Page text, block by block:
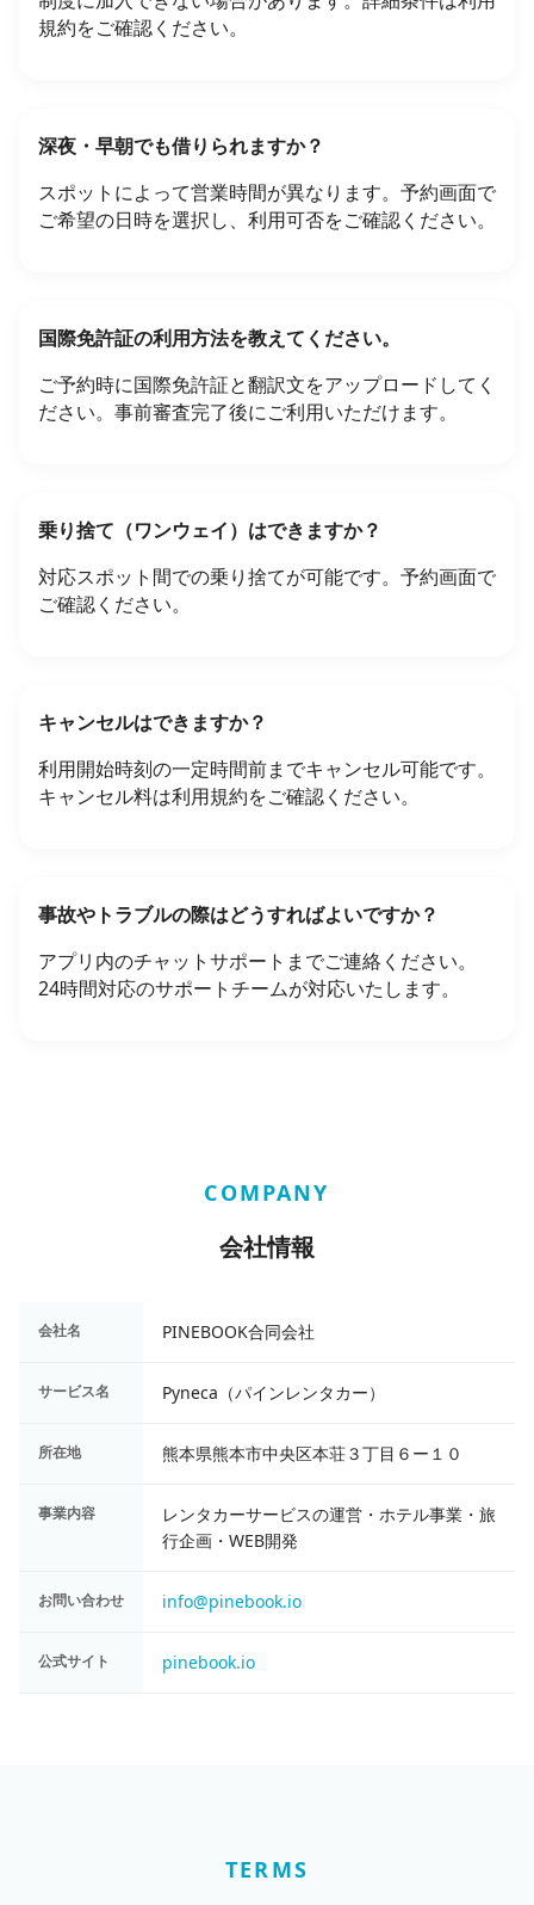
規約をご確認ください。
深夜・早朝でも借りられますか？
スポットによって営業時間が異なります。予約画面で
ご希望の日時を選択し、利用可否をご確認ください。
国際免許証の利用方法を教えてください。
ご予約時に国際免許証と翻訳文をアップロードしてく
ださい。事前審査完了後にご利用いただけます。
乗り捨て（ワンウェイ）はできますか？
対応スポット間での乗り捨てが可能です。予約画面で
ご確認ください。
キャンセルはできますか？
利用開始時刻の一定時間前までキャンセル可能です。
キャンセル料は利用規約をご確認ください。
事故やトラブルの際はどうすればよいですか？
アプリ内のチャットサポートまでご連絡ください。
24時間対応のサポートチームが対応いたします。
COMPANY
会社情報
会社名 PINEBOOK合同会社
サービス名 Pyneca（パインレンタカー）
所在地 熊本県熊本市中央区本荘３丁目６ー１０
事業内容
レンタカーサービスの運営・ホテル事業・旅
行企画・WEB開発
お問い合わせ info@pinebook.io
公式サイト pinebook.io
TERMS